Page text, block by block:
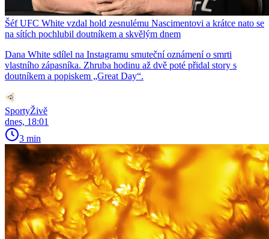
Šéf UFC White vzdal hold zesnulému Nascimentovi a krátce nato se
na sítích pochlubil doutníkem a skvělým dnem
Dana White sdílel na Instagramu smuteční oznámení o smrti
vlastního zápasníka. Zhruba hodinu až dvě poté přidal story s
doutníkem a popiskem „Great Day“.
SportyŽivě
dnes, 18:01
3 min